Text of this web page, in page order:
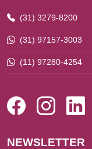
(31) 3279-8200
(31) 97157-3003
(11) 97280-4254
NEWSLETTER